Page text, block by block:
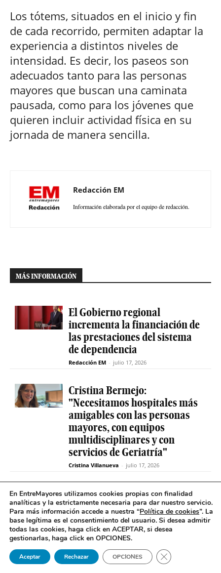
Los tótems, situados en el inicio y fin
de cada recorrido, permiten adaptar la
experiencia a distintos niveles de
intensidad. Es decir, los paseos son
adecuados tanto para las personas
mayores que buscan una caminata
pausada, como para los jóvenes que
quieren incluir actividad física en su
jornada de manera sencilla.
Redacción EM
Información elaborada por el equipo de redacción.
MÁS INFORMACIÓN
El Gobierno regional
incrementa la financiación de
las prestaciones del sistema
de dependencia
Redacción EM - julio 17, 2026
Cristina Bermejo:
"Necesitamos hospitales más
amigables con las personas
mayores, con equipos
multidisciplinares y con
servicios de Geriatría"
Cristina Villanueva - julio 17, 2026
Convive abre el plazo de
inscripción para estudiantes
y celebra 30 años uniendo a
jóvenes y mayores en Madrid
Redacción EM - julio 17, 2026
En EntreMayores utilizamos cookies propias con finalidad
analíticas y la estrictamente necesaria para dar nuestro servicio.
Para más información accede a nuestra “Política de cookies”. La
base legítima es el consentimiento del usuario. Si desea admitir
todas las cookies, haga click en ACEPTAR, si desea
gestionarlas, haga click en OPCIONES.
Aceptar Rechazar OPCIONES Cerrar el banner